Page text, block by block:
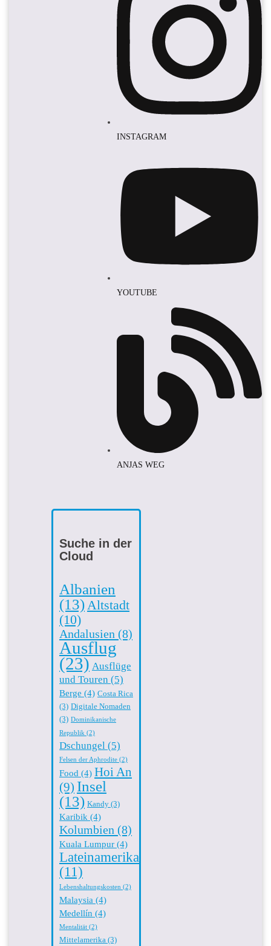
INSTAGRAM
YOUTUBE
ANJAS WEG
Suche in der
Cloud
Albanien
(13)Altstadt
(10)
Andalusien (8)
Ausflug
(23) Ausflüge
und Touren (5)
Berge (4) Costa Rica
(3) Digitale Nomaden
(3) Dominikanische
Republik (2)
Dschungel (5)
Felsen der Aphrodite (2)
Food (4) Hoi An
(9) Insel
(13) Kandy (3)
Karibik (4)
Kolumbien (8)
Kuala Lumpur (4)
Lateinamerika
(11)
Lebenshaltungskosten (2)
Malaysia (4)
Medellín (4)
Mentalität (2)
Mittelamerika (3)